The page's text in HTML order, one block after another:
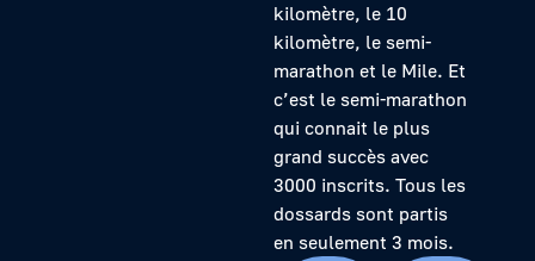
kilomètre, le 10
kilomètre, le semi-
marathon et le Mile. Et
c’est le semi-marathon
qui connait le plus
grand succès avec
3000 inscrits. Tous les
dossards sont partis
en seulement 3 mois.